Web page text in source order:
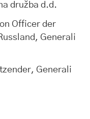
družba d.d.
Officer der
Generali
Generali